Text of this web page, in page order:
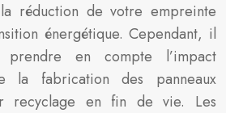
réduction de votre empreinte
énergétique. Cependant, il
en compte l’impact
la fabrication des panneaux
recyclage en fin de vie. Les